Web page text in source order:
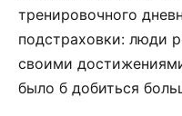
тренировочного
подстраховки: люди
своими
было б добиться